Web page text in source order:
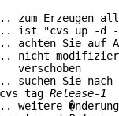
zum Erzeugen
ist "cvs up -d
achten Sie auf
nicht
verschoben
suchen Sie nach
tag
Release-1
weitere